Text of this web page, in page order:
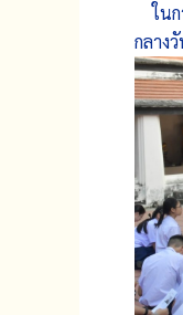
ในก
กลาง